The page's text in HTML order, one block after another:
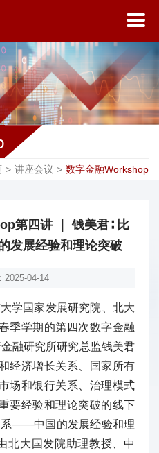
> 讲座会议 > 数字金融Workshop
第四讲 ｜ 钱美君∶ 比
展经验和理论突破
2025-04-14
学国家发展研究院、北大
季学期的第四次数字金融
融研究所研究总监钱美君
经济增长关系、国家所有
场和银行关系、治理模式
要经验和理论突破的线下
系——中国的发展经验和理
北大国发院助理教授、中